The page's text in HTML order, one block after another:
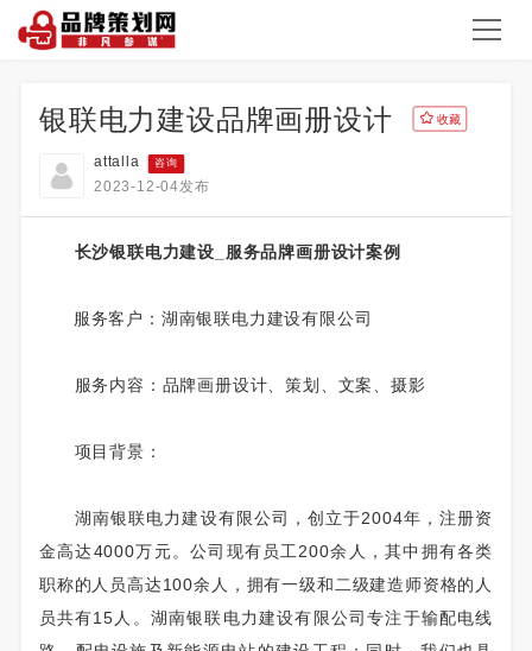
银联电力建设品牌画册设计 收藏
attalla 咨询
2023-12-04发布
长沙银联电力建设_服务品牌画册设计案例
服务客户：湖南银联电力建设有限公司
服务内容：品牌画册设计、策划、文案、摄影
项目背景：
湖南银联电力建设有限公司，创立于2004年，注册资
金高达4000万元。公司现有员工200余人，其中拥有各类
职称的人员高达100余人，拥有一级和二级建造师资格的人
员共有15人。湖南银联电力建设有限公司专注于输配电线